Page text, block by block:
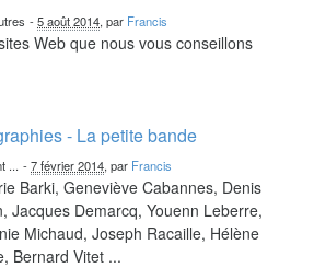
-5 août 2014, par Francis
Web que nous vous conseillons
- La petite bande
... -7 février 2014, par Francis
Barki, Geneviève Cabannes, Denis
Jacques Demarcq, Youenn Leberre,
Michaud, Joseph Racaille, Hélène
Bernard Vitet ...